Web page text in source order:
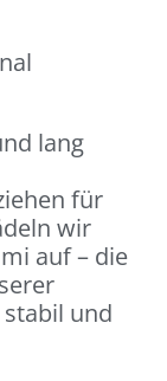
lang
für
wir
auf – die
und